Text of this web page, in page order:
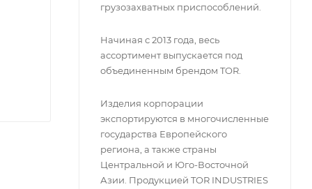
грузозахватных приспособлений.
Начиная с 2013 года, весь
ассортимент выпускается под
объединенным брендом TOR.
Изделия корпорации
экспортируются в многочисленные
государства Европейского
региона, а также страны
Центральной и Юго-Восточной
Азии. Продукцией TOR INDUSTRIES